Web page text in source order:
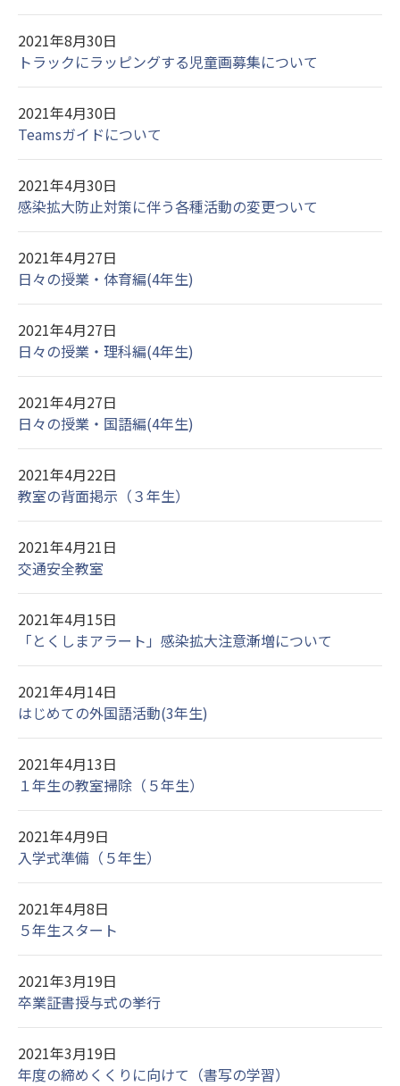
2021年8月30日
トラックにラッピングする児童画募集について
2021年4月30日
Teamsガイドについて
2021年4月30日
感染拡大防止対策に伴う各種活動の変更ついて
2021年4月27日
日々の授業・体育編(4年生)
2021年4月27日
日々の授業・理科編(4年生)
2021年4月27日
日々の授業・国語編(4年生)
2021年4月22日
教室の背面掲示（３年生）
2021年4月21日
交通安全教室
2021年4月15日
「とくしまアラート」感染拡大注意漸増について
2021年4月14日
はじめての外国語活動(3年生)
2021年4月13日
１年生の教室掃除（５年生）
2021年4月9日
入学式準備（５年生）
2021年4月8日
５年生スタート
2021年3月19日
卒業証書授与式の挙行
2021年3月19日
年度の締めくくりに向けて（書写の学習）